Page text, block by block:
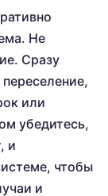
Не
Сразу
или
убедитесь,
и
чтобы
и